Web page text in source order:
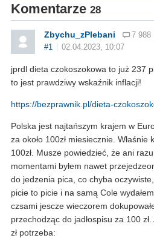
Komentarze 28
Zbychu_zPlebani
7 988
#1
02.04.2023, 10:07
jprdl dieta czokoszokowa to już 237
to jest prawdziwy wskaźnik inflacji!
https://bezprawnik.pl/dieta-
Polska jest najtańszym krajem w
za około 100zł miesiecznie.
100zł. Musze powiedzieć, że ani
momentami byłem nawet
do jedzenia pica, co chyba
picie to picie i na samą Cole
czsami jescze wieczorem
przechodząc do jadłospisu za 100
zł potrzeba: